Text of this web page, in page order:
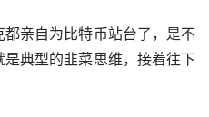
亲自为比特币站台了，是不
典型的韭菜思维，接着往下